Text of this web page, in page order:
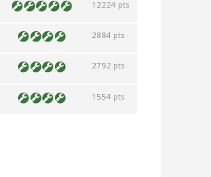
12224 pts
2884 pts
2792 pts
1554 pts